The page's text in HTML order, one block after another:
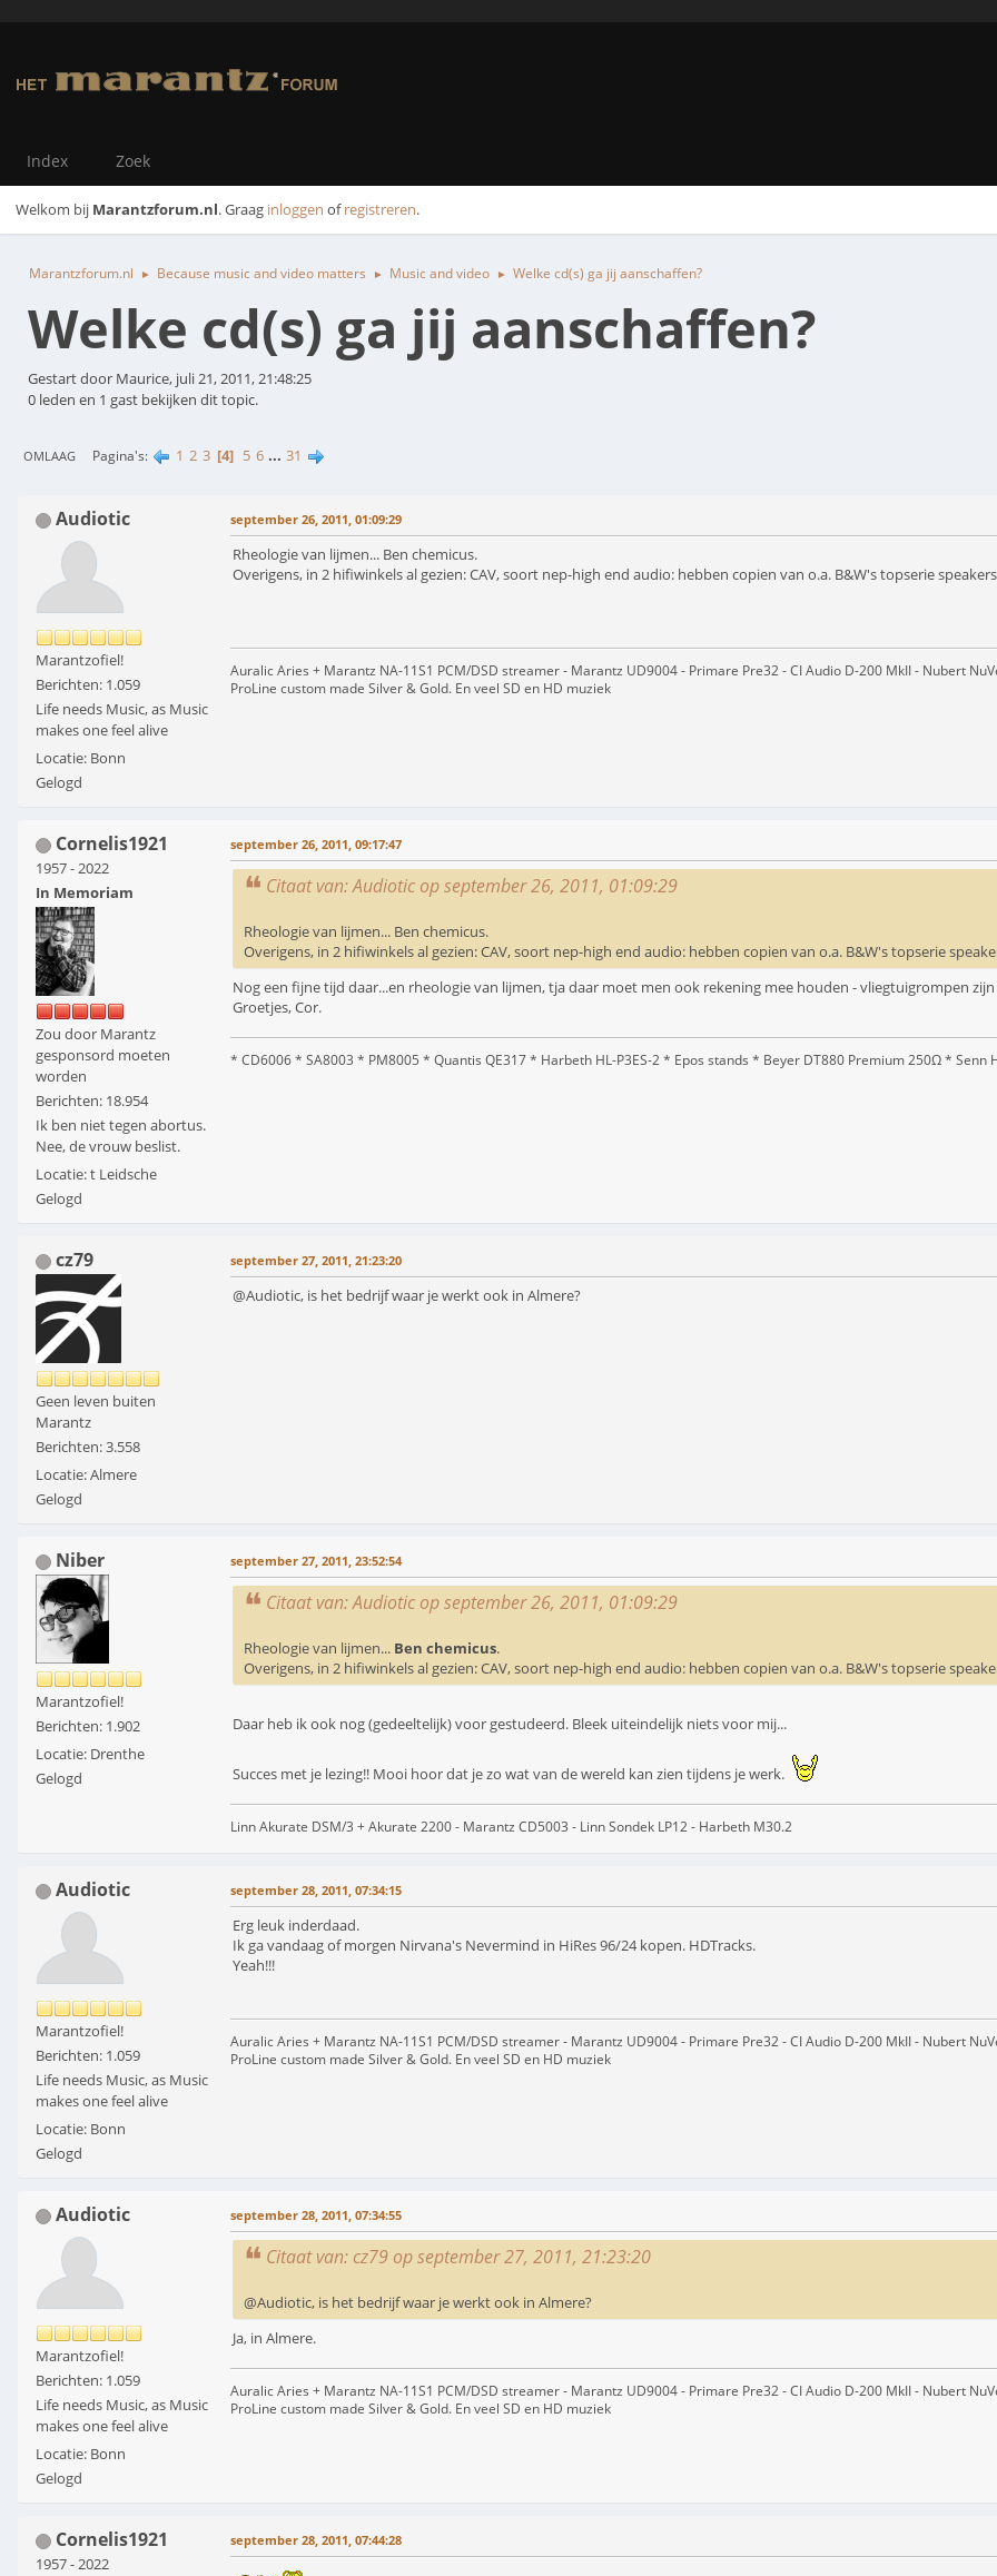
Index Zoek
Welkom bij Marantzforum.nl. Graag inloggen ofregistreren.
Marantzforum.nl ► Because music and video matters ► Music and video ► Welke cd(s) ga jij aanschaffen?
Welke cd(s) ga jij aanschaffen?
Gestart door Maurice, juli 21, 2011, 21:48:25
0 leden en 1 gast bekijken dit topic.
OMLAAG Pagina's 1 2 3 4 5 6 ... 31
Audiotic
Marantzofiel!
Berichten: 1.059
Life needs Music, as Music
makes one feel alive
Locatie: Bonn
Gelogd
september 26, 2011, 01:09:29
Rheologie van lijmen... Ben chemicus.
Overigens, in 2 hifiwinkels al gezien: CAV, soort nep-high end audio: hebben copien van o.a. B&W's topserie
Auralic Aries + Marantz NA-11S1 PCM/DSD streamer - Marantz UD9004 - Primare Pre32 - CI Audio D-200 MkII - Nubert
ProLine custom made Silver & Gold. En veel SD en HD muziek
Cornelis1921
1957 - 2022
In Memoriam
Zou door Marantz
gesponsord moeten
worden
Berichten: 18.954
Ik ben niet tegen abortus.
Nee, de vrouw beslist.
Locatie: t Leidsche
Gelogd
september 26, 2011, 09:17:47
Citaat van: Audiotic op september 26, 2011, 01:09:29
Rheologie van lijmen... Ben chemicus.
Overigens, in 2 hifiwinkels al gezien: CAV, soort nep-high end audio: hebben copien van o.a. B&W's topserie
Nog een fijne tijd daar...en rheologie van lijmen, tja daar moet men ook rekening mee houden - vliegtuigrompen
Groetjes, Cor.
* CD6006 * SA8003 * PM8005 * Quantis QE317 * Harbeth HL-P3ES-2 * Epos stands * Beyer DT880 Premium 250Ω * Senn
cz79
Geen leven buiten
Marantz
Berichten: 3.558
Locatie: Almere
Gelogd
september 27, 2011, 21:23:20
@Audiotic, is het bedrijf waar je werkt ook in Almere?
Niber
Marantzofiel!
Berichten: 1.902
Locatie: Drenthe
Gelogd
september 27, 2011, 23:52:54
Citaat van: Audiotic op september 26, 2011, 01:09:29
Rheologie van lijmen... Ben chemicus.
Overigens, in 2 hifiwinkels al gezien: CAV, soort nep-high end audio: hebben copien van o.a. B&W's topserie
Daar heb ik ook nog (gedeeltelijk) voor gestudeerd. Bleek uiteindelijk niets voor mij...
Succes met je lezing!! Mooi hoor dat je zo wat van de wereld kan zien tijdens je werk.
Linn Akurate DSM/3 + Akurate 2200 - Marantz CD5003 - Linn Sondek LP12 - Harbeth M30.2
Audiotic
Marantzofiel!
Berichten: 1.059
Life needs Music, as Music
makes one feel alive
Locatie: Bonn
Gelogd
september 28, 2011, 07:34:15
Erg leuk inderdaad.
Ik ga vandaag of morgen Nirvana's Nevermind in HiRes 96/24 kopen. HDTracks.
Yeah!!!
Auralic Aries + Marantz NA-11S1 PCM/DSD streamer - Marantz UD9004 - Primare Pre32 - CI Audio D-200 MkII - Nubert
ProLine custom made Silver & Gold. En veel SD en HD muziek
Audiotic
Marantzofiel!
Berichten: 1.059
Life needs Music, as Music
makes one feel alive
Locatie: Bonn
Gelogd
september 28, 2011, 07:34:55
Citaat van: cz79 op september 27, 2011, 21:23:20
@Audiotic, is het bedrijf waar je werkt ook in Almere?
Ja, in Almere.
Auralic Aries + Marantz NA-11S1 PCM/DSD streamer - Marantz UD9004 - Primare Pre32 - CI Audio D-200 MkII - Nubert
ProLine custom made Silver & Gold. En veel SD en HD muziek
Cornelis1921
1957 - 2022
september 28, 2011, 07:44:28